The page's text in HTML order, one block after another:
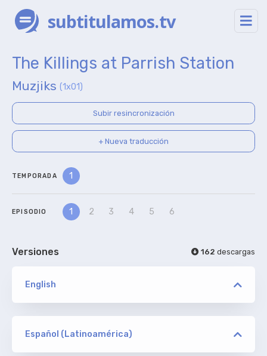
subtitulamos.tv
The Killings at Parrish Station
Muzjiks (1x01)
Subir resincronización
+ Nueva traducción
TEMPORADA 1
EPISODIO 1 2 3 4 5 6
Versiones 162 descargas
English
RAWR/EDITH/JFF/BONE
ORIGINAL carochristie
Español (Latinoamérica)